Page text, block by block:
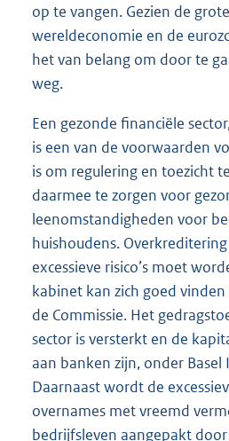
op te vangen. Gezien de
wereldeconomie en de
het van belang om door te
weg.
Een gezonde financiële
is een van de voorwaarden
is om regulering en toezicht
daarmee te zorgen voor
leenomstandigheden voor
huishoudens.
excessieve risico’s moet
kabinet kan zich goed
de Commissie. Het
sector is versterkt en de
aan banken zijn, onder
Daarnaast wordt de
overnames met vreemd
bedrijfsleven aangepakt